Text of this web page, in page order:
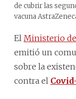
de cubrir las
vacuna
El Ministerio
emitió un
sobre la
contra el